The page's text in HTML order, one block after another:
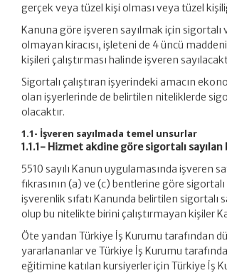
gerçek veya tüzel kişi olması veya tüzel
Kanuna göre işveren sayılmak için
olmayan kiracısı, işleteni de 4 üncü
kişileri çalıştırması halinde işveren
Sigortalı çalıştıran işyerindeki amacın
olan işyerlerinde de belirtilen niteliklerde
olacaktır.
1.1- İşveren sayılmada temel unsurlar
1.1.1- Hizmet akdine göre sigortalı sayılan
5510 sayılı Kanun uygulamasında işveren
fıkrasının (a) ve (c) bentlerine göre
işverenlik sıfatı Kanunda belirtilen sigortalı
olup bu nitelikte birini çalıştırmayan kişiler
Öte yandan Türkiye İş Kurumu tarafından
yararlananlar ve Türkiye İş Kurumu
eğitimine katılan kursiyerler için Türkiye İş